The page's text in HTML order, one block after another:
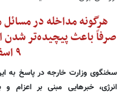
هرگونه مداخله‌ در
صرفاً باعث پیچیده‌تر
۹ اسفند باز بود
سخنگوی وزارت خارجه در پاسخ به
انرژی، خبرهایی مبنی بر اعزام